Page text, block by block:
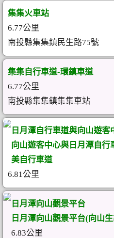
集集火車站
6.77公里
南投縣集集鎮民生路75號
集集自行車道-環鎮車道
6.77公里
南投縣集集鎮集集車站
日月潭自行車道與向山遊客
向山遊客中心與日月潭自行
美自行車道
6.81公里
日月潭向山觀景平台
日月潭向山觀景平台(向山
6.83公里